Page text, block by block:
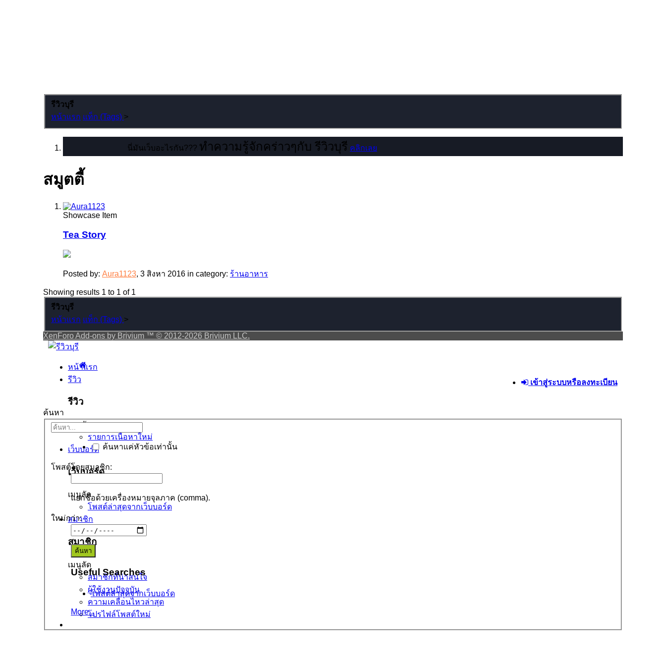
รีวิวบุรี
หน้าแรก แท็ก (Tags) >
นี่มันเว็บอะไรกัน??? ทำความรู้จักคร่าวๆกับ รีวิวบุรี คลิกเลย
สมูตตี้
Showcase Item
Tea Story
Posted by: Aura1123, 3 สิงหา 2016 in category: ร้านอาหาร
Showing results 1 to 1 of 1
รีวิวบุรี
หน้าแรก แท็ก (Tags) >
XenForo Add-ons by Brivium ™ © 2012-2026 Brivium LLC.
เข้าสู่ระบบหรือลงทะเบียน
หน้าแรก
รีวิว
รีวิว
เมนูลัด
รายการเนื้อหาใหม่
เว็บบอร์ด
เว็บบอร์ด
เมนูลัด
โพสต์ล่าสุดจากเว็บบอร์ด
สมาชิก
สมาชิก
เมนูลัด
สมาชิกที่น่าสนใจ
ผู้ใช้งานปัจจุบัน
ความเคลื่อนไหวล่าสุด
โปรไฟล์โพสต์ใหม่
ค้นหา
ค้นหาแค่หัวข้อเท่านั้น
โพสต์โดยสมาชิก:
แยกชื่อด้วยเครื่องหมายจุลภาค (comma).
ใหม่กว่า:
Useful Searches
โพสต์ล่าสุดจากเว็บบอร์ด
More...